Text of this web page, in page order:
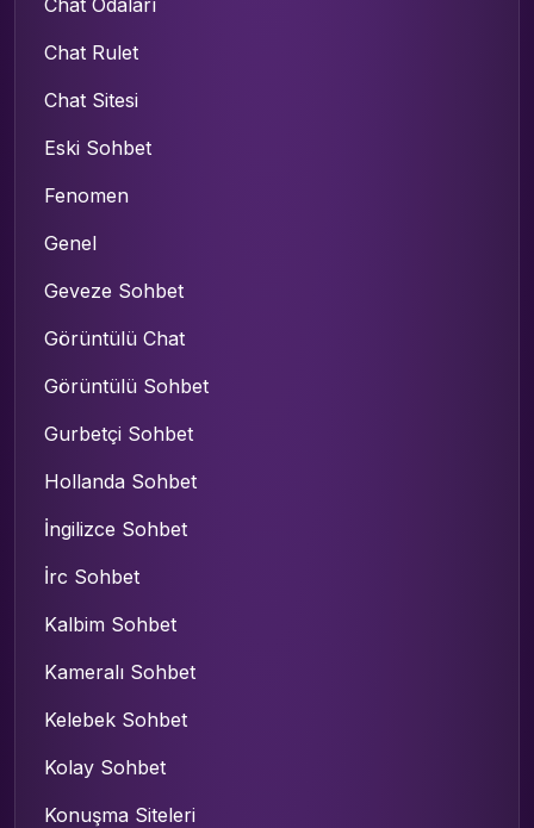
Chat Rulet
Chat Sitesi
Eski Sohbet
Fenomen
Genel
Geveze Sohbet
Görüntülü Chat
Görüntülü Sohbet
Gurbetçi Sohbet
Hollanda Sohbet
İngilizce Sohbet
İrc Sohbet
Kalbim Sohbet
Kameralı Sohbet
Kelebek Sohbet
Kolay Sohbet
Konuşma Siteleri